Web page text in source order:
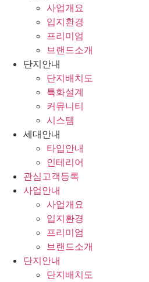
사업개요
입지환경
프리미엄
브랜드소개
단지안내
단지배치도
특화설계
커뮤니티
시스템
세대안내
타입안내
인테리어
관심고객등록
사업안내
사업개요
입지환경
프리미엄
브랜드소개
단지안내
단지배치도